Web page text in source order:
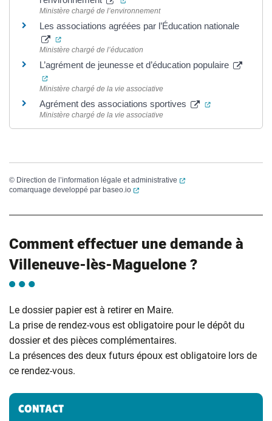
Ministère chargé de l’environnement
Les associations agréées par l’Éducation nationale
(ouverture dans un nouvel onglet)
Ministère chargé de l’éducation
L’agrément de jeunesse et d’éducation populaire
(ouverture dans un nouvel onglet)
Ministère chargé de la vie associative
Agrément des associations sportives (ouverture
Ministère chargé de la vie associative
© Direction de l’information légale et administrative
(ouverture dans un
comarquage developpé par baseo.io (ouverture dans un nouvel onglet)
Comment effectuer une demande à
Villeneuve-lès-Maguelone ?
Le dossier papier est à retirer en Maire.
La prise de rendez-vous est obligatoire pour le dépôt du
dossier et des pièces complémentaires.
La présences des deux futurs époux est obligatoire lors de
ce rendez-vous.
Informations complémentaires
CONTACT